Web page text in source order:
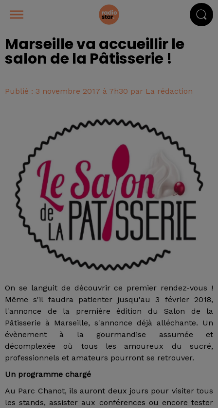
Marseille va accueillir le
salon de la Pâtisserie !
Publié : 3 novembre 2017 à 7h30 par La rédaction
On se languit de découvrir ce premier rendez-vous !
Même s'il faudra patienter jusqu'au 3 février 2018,
l'annonce de la première édition du Salon de la
Pâtisserie à Marseille, s'annonce déjà alléchante. Un
évènement à la gourmandise assumée et
décomplexée où tous les amoureux du sucré,
professionnels et amateurs pourront se retrouver.
Un programme chargé
Au Parc Chanot, ils auront deux jours pour visiter tous
les stands, assister aux conférences ou encore tester